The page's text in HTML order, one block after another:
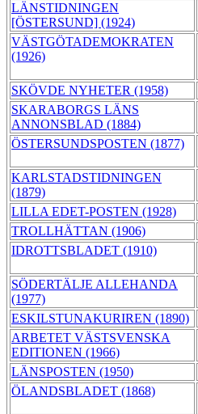
LÄNSTIDNINGEN
[ÖSTERSUND] (1924)
VÄSTGÖTADEMOKRATEN
(1926)
SKÖVDE NYHETER (1958)
SKARABORGS LÄNS
ANNONSBLAD (1884)
ÖSTERSUNDSPOSTEN (1877)
KARLSTADSTIDNINGEN
(1879)
LILLA EDET-POSTEN (1928)
TROLLHÄTTAN (1906)
IDROTTSBLADET (1910)
SÖDERTÄLJE ALLEHANDA
(1977)
ESKILSTUNAKURIREN (1890)
ARBETET VÄSTSVENSKA
EDITIONEN (1966)
LÄNSPOSTEN (1950)
ÖLANDSBLADET (1868)